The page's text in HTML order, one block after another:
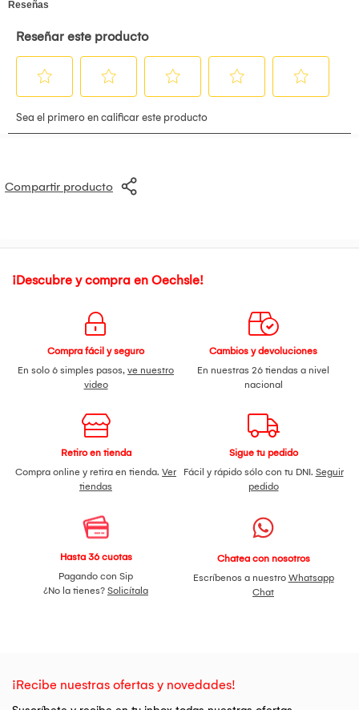
Compartir producto
¡Descubre y compra en Oechsle!
Compra fácil y seguro
En solo 6 simples pasos, ve nuestro
video
Cambios y devoluciones
En nuestras 26 tiendas a nivel
nacional
Retiro en tienda
Compra online y retira en tienda. Ver
tiendas
Sigue tu pedido
Fácil y rápido sólo con tu DNI. Seguir
pedido
Hasta 36 cuotas
Pagando con Sip
¿No la tienes? Solicítala
Chatea con nosotros
Escríbenos a nuestro Whatsapp
Chat
¡Recibe nuestras ofertas y novedades!